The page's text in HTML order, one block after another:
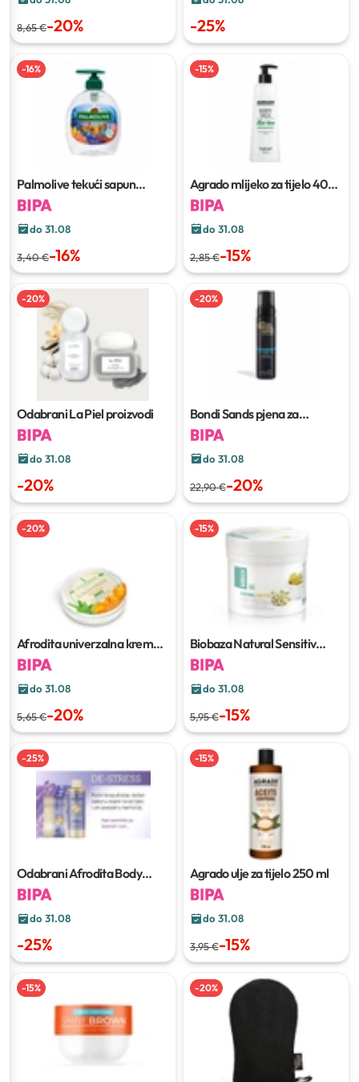
8,65 €-20% -25%
-16%
Palmolive tekući sapun
500/300 ml
do 31.08
3,40 €-16%
-15%
Agrado mlijeko za tijelo400
ml
do 31.08
2,85 €-15%
-20%
Odabrani La Piel proizvodi
do 31.08
-20%
-20%
Bondi Sands pjena za
samotamnjene
do 31.08
22,90 €-20%
-20%
Afrodita univerzalna krema
150 ml
do 31.08
5,65 €-20%
-15%
Biobaza Natural Sensitiv
krema
do 31.08
5,95 €-15%
-25%
Odabrani Afrodita Body
Hugs proizvodi
do 31.08
-25%
-15%
Agrado ulje za tijelo250 ml
do 31.08
3,95 €-15%
-15% -20%